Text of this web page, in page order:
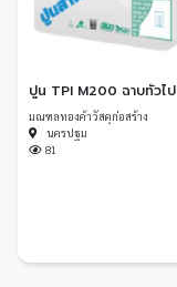
ปูน TPI M200 ฉาบทั่วไป
มณฑลทองค้าวัสดุก่อสร้าง
นครปฐม
81